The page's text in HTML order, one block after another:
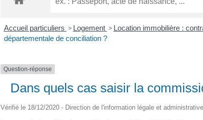
Accueil particuliers > Logement > Location immobilière :
départementale de conciliation ?
Question-réponse
Dans quels cas saisir la
Vérifié le 18/12/2020 - Direction de l'information légale et